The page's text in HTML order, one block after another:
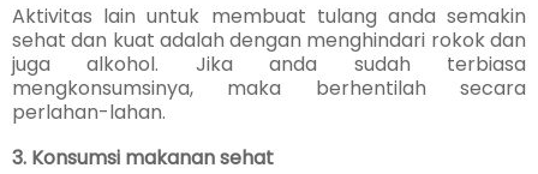
Aktivitas lain untuk membuat tulang anda semakin
sehat dan kuat adalah dengan menghindari rokok dan
juga alkohol. Jika anda sudah terbiasa
mengkonsumsinya, maka berhentilah secara
perlahan-lahan.
3. Konsumsi makanan sehat